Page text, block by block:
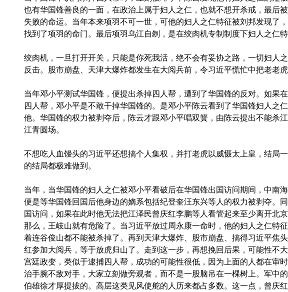
也有华国锋善良的一面，在政治上属于妇人之仁，也就不想开杀戒，最后
失败的命运。当年本来项羽不可一世，可他的妇人之仁特征被刘邦发现了
找到了项羽的命门。最后项羽乌江自刎，是在绞肉机专制制度下妇人之仁特
绞肉机，一旦打开开关，只能是你死我活，绝不会有妥协之路，一切妇人
反击。股市崩盘、天津大爆炸都发生在大阅兵前，令习近平慌忙中把老老虎
当年邓小平测试华国锋，便提出杀掉四人帮，遭到了华国锋的反对。如果
四人帮，邓小平是不敢干掉华国锋的。是邓小平陈云看到了华国锋妇人之
他。华国锋的权力被剥夺后，陈云才跟邓小平唱双簧，由陈云提出不能杀
江青圆场。
不想吃人血馒头的习近平还想搞个人集权，并打老虎以威慑太上皇，结局
的结局都极难做到。
当年，当华国锋的妇人之仁被邓小平看破后在华国锋出国访问期间，中南
便是等华国锋回国后他身边的嫡系包括纪登奎汪东兴等人的权力被剥夺。
国访问，如果在此时他无法把江泽民曾庆红李鹏等人看管起来至少离开北
那么，王岐山就有危险了。当习近平放过周永康一命时，他的妇人之仁特
着连谷俊山都不能被杀掉了。再到天津大爆炸、股市崩盘、搞得习近平焦
红参加大阅兵，等于放虎归山了。走到这一步，再想挽回后果，可能性不
宫廷政变，类似于逮捕四人帮，成功的可能性很低，因为上面的人都在审
治手腕不敌对手，大家立刻做旁观者，而不是一股脑吊在一棵树上。军中
伯雄徐才厚提拔的。高层这类见风使舵的人历来都占多数。这一点，曾庆红